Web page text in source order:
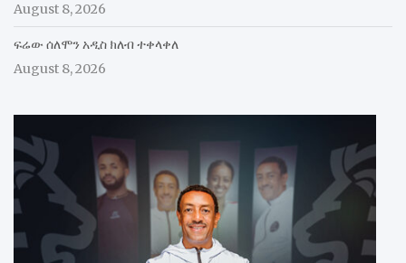
August 8, 2026
ፍሬው ሰለሞን አዲስ ክለብ ተቀላቀለ
August 8, 2026